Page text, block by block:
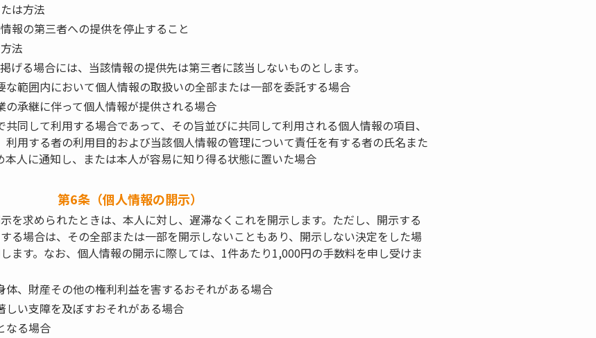
は方法
報の第三者への提供を停止すること
法
げる場合には、当該情報の提供先は第三者に該当しないものとします。
な範囲内において個人情報の取扱いの全部または一部を委託する場合
の承継に伴って個人情報が提供される場合
同して利用する場合であって、その旨並びに共同して利用される個人情報の項目、
利用する者の利用目的および当該個人情報の管理について責任を有する者の氏名また
本人に通知し、または本人が容易に知り得る状態に置いた場合
第6条（個人情報の開示）
を求められたときは、本人に対し、遅滞なくこれを開示します。ただし、開示する
る場合は、その全部または一部を開示しないこともあり、開示しない決定をした場
ます。なお、個人情報の開示に際しては、1件あたり1,000円の手数料を申し受けま
体、財産その他の権利利益を害するおそれがある場合
しい支障を及ぼすおそれがある場合
なる場合